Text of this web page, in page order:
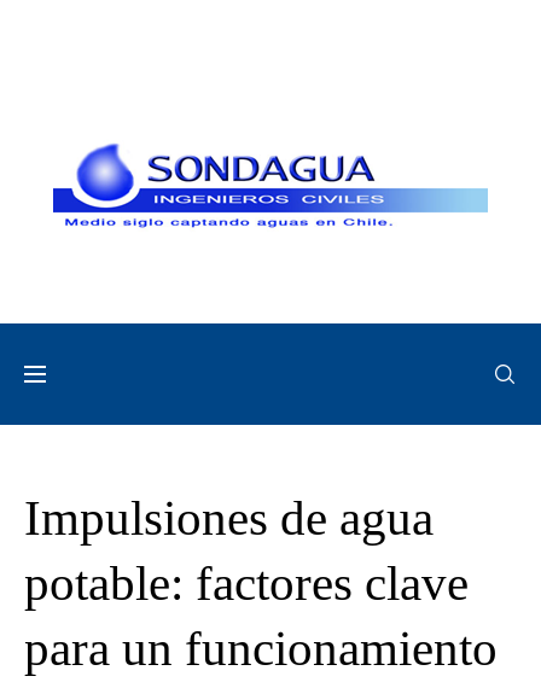
Impulsiones de agua
potable: factores clave
para un funcionamiento